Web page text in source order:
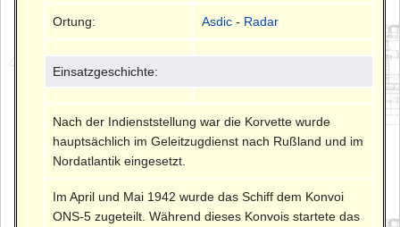
Ortung: Asdic - Radar
Einsatzgeschichte:
Nach der Indienststellung war die Korvette wurde
hauptsächlich im Geleitzugdienst nach Rußland und im
Nordatlantik eingesetzt.
Im April und Mai 1942 wurde das Schiff dem Konvoi
ONS-5 zugeteilt. Während dieses Konvois startete das